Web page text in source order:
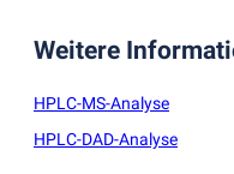
Weitere
HPLC-MS-Analyse
HPLC-DAD-Analyse